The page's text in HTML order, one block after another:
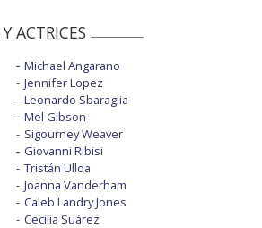
ACTRICES
Michael Angarano
Jennifer Lopez
Leonardo Sbaraglia
Mel Gibson
Sigourney Weaver
Giovanni Ribisi
Tristán Ulloa
Joanna Vanderham
Caleb Landry Jones
Cecilia Suárez